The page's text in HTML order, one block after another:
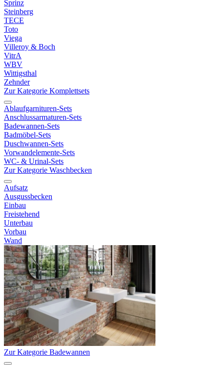
Sprinz
Steinberg
TECE
Toto
Viega
Villeroy & Boch
VitrA
WBV
Wittigsthal
Zehnder
Zur Kategorie Komplettsets
Ablaufgarnituren-Sets
Anschlussarmaturen-Sets
Badewannen-Sets
Badmöbel-Sets
Duschwannen-Sets
Vorwandelemente-Sets
WC- & Urinal-Sets
Zur Kategorie Waschbecken
Aufsatz
Ausgussbecken
Einbau
Freistehend
Unterbau
Vorbau
Wand
Zur Kategorie Badewannen